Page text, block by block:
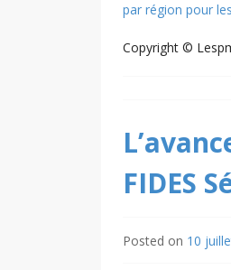
par région pour
Copyright ©
FIDES
Posted on 10